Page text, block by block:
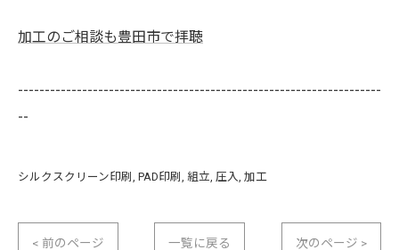
加工のご相談も豊田市で拝聴
--------------------------------------------------------------------
--
シルクスクリーン印刷 PAD印刷 組立 圧入 加工
< 前のページ 一覧に戻る 次のページ >